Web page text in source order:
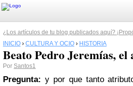
¿Los artículos de tu blog publicados aquí?
INICIO › CULTURA Y OCIO › HISTORIA
Beato Pedro Jeremías, el
Por Santos1
Pregunta: y por que tanto